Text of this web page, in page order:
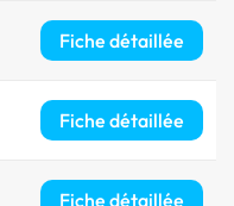
Fiche détaillée
Fiche détaillée
Fiche détaillée